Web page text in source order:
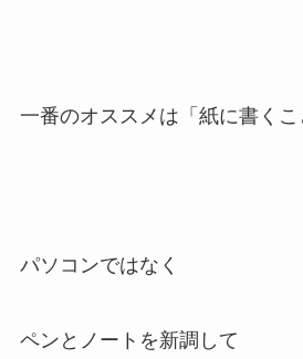
一番のオススメは 「紙に書く
パソコンではなく
ペンとノートを新調して